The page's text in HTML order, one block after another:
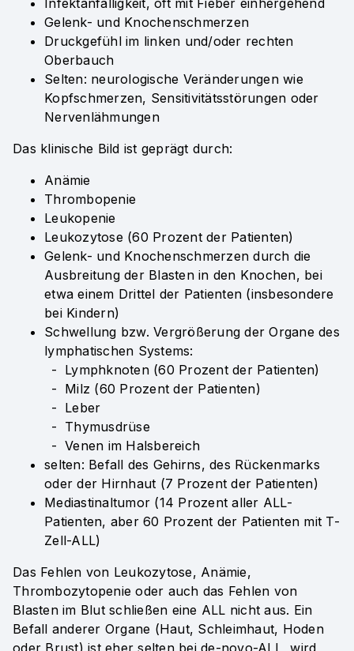
Gelenk- und Knochenschmerzen
Druckgefühl im linken und/oder rechten
Oberbauch
Selten: neurologische Veränderungen wie
Kopfschmerzen, Sensitivitätsstörungen oder
Nervenlähmungen
Das klinische Bild ist geprägt durch:
Anämie
Thrombopenie
Leukopenie
Leukozytose (60 Prozent der Patienten)
Gelenk- und Knochenschmerzen durch die
Ausbreitung der Blasten in den Knochen, bei
etwa einem Drittel der Patienten (insbesondere
bei Kindern)
Schwellung bzw. Vergrößerung der Organe des
lymphatischen Systems:
Lymphknoten (60 Prozent der Patienten)
Milz (60 Prozent der Patienten)
Leber
Thymusdrüse
Venen im Halsbereich
selten: Befall des Gehirns, des Rückenmarks
oder der Hirnhaut (7 Prozent der Patienten)
Mediastinaltumor (14 Prozent aller ALL-
Patienten, aber 60 Prozent der Patienten mit T-
Zell-ALL)
Das Fehlen von Leukozytose, Anämie,
Thrombozytopenie oder auch das Fehlen von
Blasten im Blut schließen eine ALL nicht aus. Ein
Befall anderer Organe (Haut, Schleimhaut, Hoden
oder Brust) ist eher selten bei de-novo-ALL, wird